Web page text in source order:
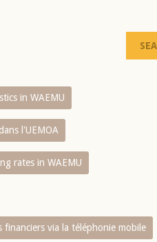
in WAEMU
l'UEMOA
rates in WAEMU
financiers via la téléphonie mobile